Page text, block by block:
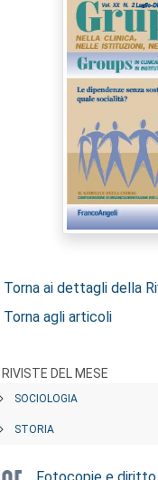
ai dettagli della
agli articoli
RIVISTE DEL MESE
SOCIOLOGIA
STORIA